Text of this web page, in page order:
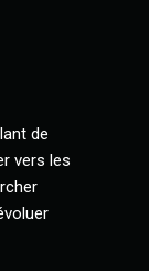
de
vers les